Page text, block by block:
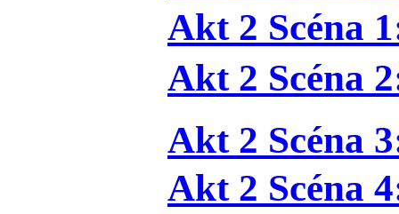
Akt 2 Scéna
Akt 2 Scéna
Akt 2 Scéna
Akt 2 Scéna